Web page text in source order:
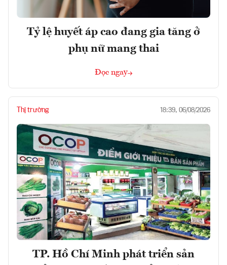
Tỷ lệ huyết áp cao đang gia tăng ở
phụ nữ mang thai
Đọc ngay
Thị trường 18:39, 06/08/2026
TP. Hồ Chí Minh phát triển sản